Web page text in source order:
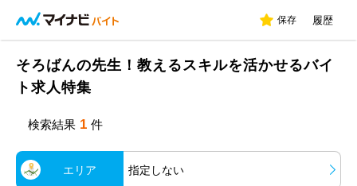
保存 履歴
そろばんの先生！教えるスキルを活かせるバイ
ト求人特集
検索結果 1 件
エリア 指定しない